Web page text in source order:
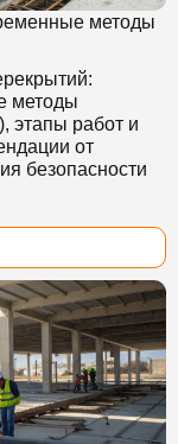
методы
методы
этапы работ и
от
безопасности